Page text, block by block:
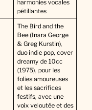
harmonies vocales
pétillantes
The Bird and the
Bee (Inara George
& Greg Kurstin),
duo indie pop, cover
dreamy de 10cc
(1975), pour les
folies amoureuses
et les sacrifices
festifs, avec une
voix veloutée et des